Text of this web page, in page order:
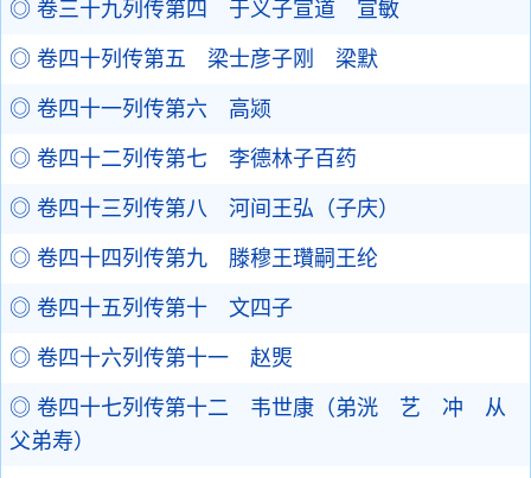
◎ 卷三十九列传第四 于义子宣道 宣敏
◎ 卷四十列传第五 梁士彦子刚 梁默
◎ 卷四十一列传第六 高颎
◎ 卷四十二列传第七 李德林子百药
◎ 卷四十三列传第八 河间王弘（子庆）
◎ 卷四十四列传第九 滕穆王瓚嗣王纶
◎ 卷四十五列传第十 文四子
◎ 卷四十六列传第十一 赵煚
◎ 卷四十七列传第十二 韦世康（弟洸 艺 冲 从
父弟寿）